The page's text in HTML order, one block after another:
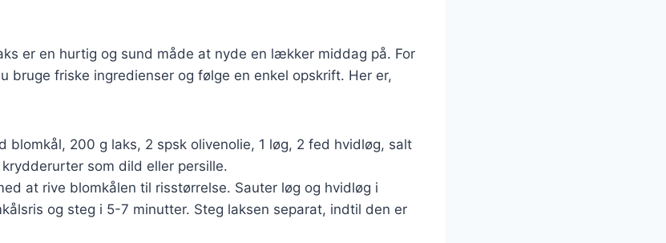
er en hurtig og sund måde at nyde en lækker middag på. For
bruge friske ingredienser og følge en enkel opskrift. Her er,
blomkål, 200 g laks, 2 spsk olivenolie, 1 løg, 2 fed hvidløg, salt
som dild eller persille.
at rive blomkålen til risstørrelse. Sauter løg og hvidløg i
og steg i 5-7 minutter. Steg laksen separat, indtil den er